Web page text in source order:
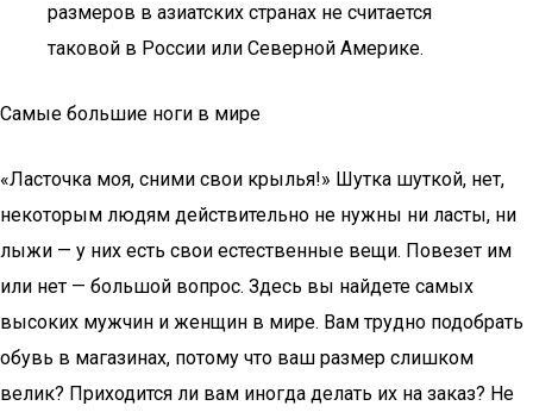
размеров в азиатских странах не считается
таковой в России или Северной Америке.
Самые большие ноги в мире
«Ласточка моя, сними свои крылья!» Шутка шуткой, нет,
некоторым людям действительно не нужны ни ласты, ни
лыжи — у них есть свои естественные вещи. Повезет им
или нет — большой вопрос. Здесь вы найдете самых
высоких мужчин и женщин в мире. Вам трудно подобрать
обувь в магазинах, потому что ваш размер слишком
велик? Приходится ли вам иногда делать их на заказ? Не